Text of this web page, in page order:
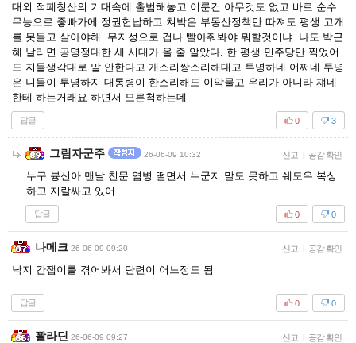
대외 적폐청산의 기대속에 출범해놓고 이룬건 아무것도 없고 바로 순수
무능으로 좋빠가에 정권헌납하고 쳐박은 부동산정책만 따져도 평생 고개
를 못들고 살아야해. 무지성으로 겁나 빨아줘봐야 뭐할것이냐. 나도 박근
혜 날리면 공명정대한 새 시대가 올 줄 알았다. 한 평생 민주당만 찍었어
도 지들생각대로 말 안한다고 개소리쌍소리해대고 투명하네 어쩌네 투명
은 니들이 투명하지 대통령이 한소리해도 이악물고 우리가 아니라 쟤네
한테 하는거래요 하면서 모른척하는데
답글 3
0
그림자군주 26-06-09 10:32 신고 | 공감 확인
누구 븅신아 맨날 친문 염병 떨면서 누군지 말도 못하고 쉐도우 복싱
하고 지랄싸고 있어
답글 0
0
나메크 26-06-09 09:20 신고 | 공감 확인
낙지 간잽이를 겪어봐서 단련이 어느정도 됨
답글 0
0
꽐라딘 26-06-09 09:27 신고 | 공감 확인